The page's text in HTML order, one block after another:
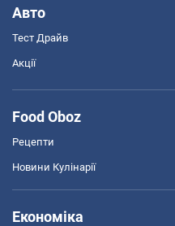
Авто
Тест Драйв
Акції
Food Oboz
Рецепти
Новини Кулінарії
Економіка